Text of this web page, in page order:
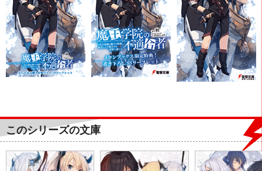
このシリーズの文庫